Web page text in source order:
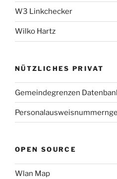
W3 Linkchecker
Wilko Hartz
NÜTZLICHES PRIVAT
Gemeindegrenzen
OPEN SOURCE
Wlan Map